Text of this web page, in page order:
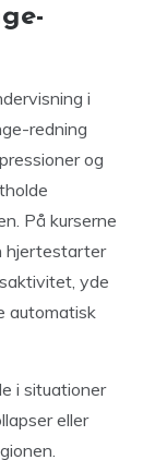
i
redning
og
På kurserne
hjertestarter
yde
automatisk
i situationer
eller